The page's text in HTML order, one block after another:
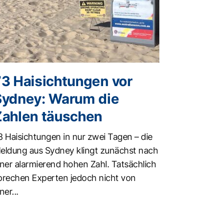
Haisichtungen vor
Warum die
täuschen
Haisichtungen in nur zwei Tagen – die
aus Sydney klingt zunächst nach
alarmierend hohen Zahl. Tatsächlich
Experten jedoch nicht von